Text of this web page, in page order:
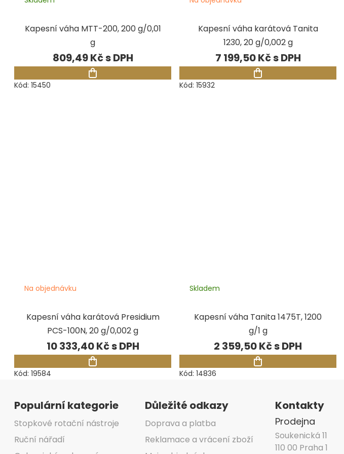
Kapesní váha MTT-200, 200 g/0,01
g
809,49 Kč
Kód: 15450
Kapesní váha karátová Tanita
1230, 20 g/0,002 g
7 199,50 Kč
Kód: 15932
Kapesní váha karátová Presidium
PCS-100N, 20 g/0,002 g
Na objednávku
10 333,40 Kč
Kód: 19584
Kapesní váha Tanita 1475T, 1200
g/1 g
Skladem
2 359,50 Kč
Kód: 14836
Populární kategorie
Stopkové rotační nástroje
Ruční nářadí
Důležité odkazy
Doprava a platba
Reklamace a vrácení zboží
Kontakty
Prodejna
Soukenická 11
110 00 Praha 1